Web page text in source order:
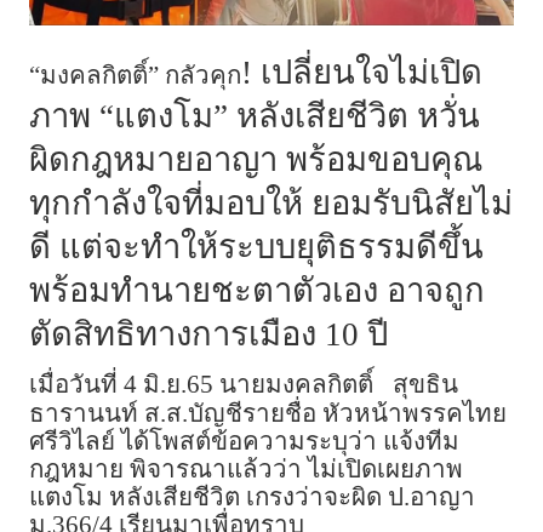
“มงคลกิตติ์” กลัวคุก! เปลี่ยนใจไม่เปิด
ภาพ “แตงโม” หลังเสียชีวิต หวั่น
ผิดกฎหมายอาญา พร้อมขอบคุณ
ทุกกำลังใจที่มอบให้ ยอมรับนิสัยไม่
ดี แต่จะทำให้ระบบยุติธรรมดีขึ้น
พร้อมทำนายชะตาตัวเอง อาจถูก
ตัดสิทธิทางการเมือง 10 ปี
เมื่อวันที่ 4 มิ.ย.65 นายมงคลกิตติ์
สุขธิน
ธารานนท์ ส.ส.บัญชีรายชื่อ หัวหน้าพรรคไทย
ศรีวิไลย์ ได้โพสต์ข้อความระบุว่า แจ้งทีม
กฎหมาย พิจารณาแล้วว่า ไม่เปิดเผยภาพ
แตงโม หลังเสียชีวิต เกรงว่าจะผิด ป.อาญา
ม.366/4 เรียนมาเพื่อทราบ